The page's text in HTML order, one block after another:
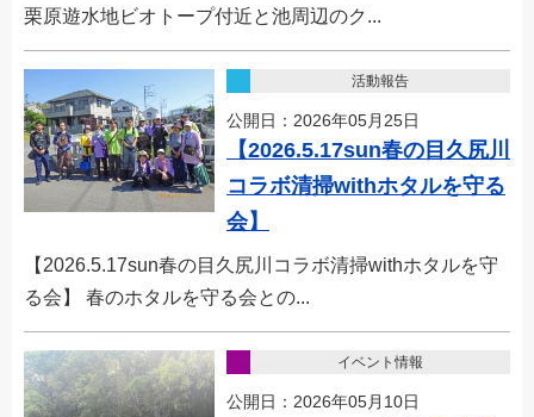
栗原遊水地ビオトープ付近と池周辺のク...
活動報告
公開日：2026年05月25日
【2026.5.17sun春の目久尻川
コラボ清掃withホタルを守る
会】
【2026.5.17sun春の目久尻川コラボ清掃withホタルを守
る会】 春のホタルを守る会との...
イベント情報
公開日：2026年05月10日